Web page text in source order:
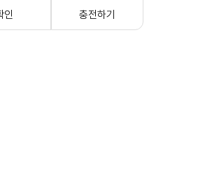
인 충전하기